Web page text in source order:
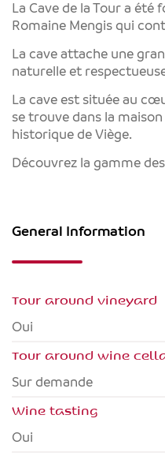
La Cave de la Tour a été
Romaine Mengis qui
La cave attache une
naturelle et
La cave est située au
se trouve dans la
historique de Viège.
Découvrez la gamme des
General Information
Tour around vineyard
Oui
Tour around wine
Sur demande
Wine tasting
Oui